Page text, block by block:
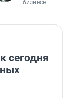
бизнесе
сегодня